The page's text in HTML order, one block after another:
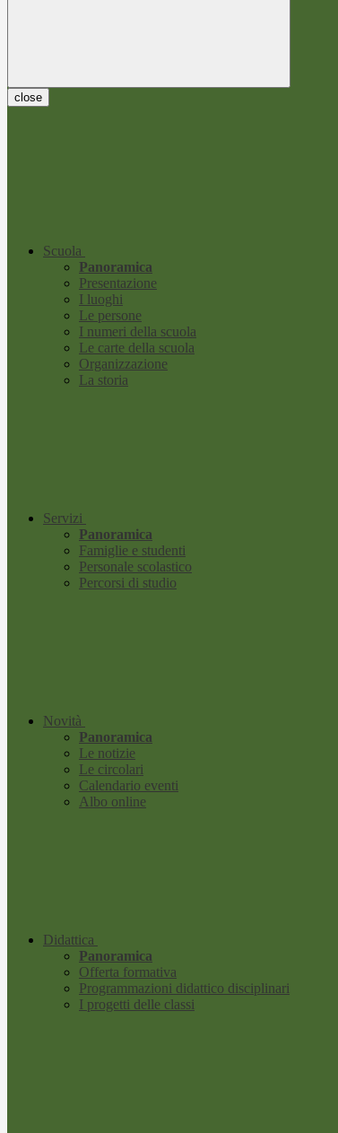
close
Scuola
Panoramica
Presentazione
I luoghi
Le persone
I numeri della scuola
Le carte della scuola
Organizzazione
La storia
Servizi
Panoramica
Famiglie e studenti
Personale scolastico
Percorsi di studio
Novità
Panoramica
Le notizie
Le circolari
Calendario eventi
Albo online
Didattica
Panoramica
Offerta formativa
Programmazioni didattico disciplinari
I progetti delle classi